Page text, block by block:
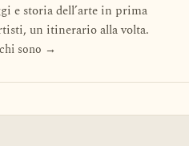
e storia dell’arte in prima
un itinerario alla volta.
sono →